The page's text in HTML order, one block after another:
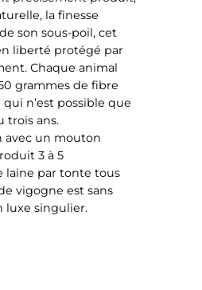
la finesse
son sous-poil, cet
liberté protégé par
Chaque animal
grammes de fibre
n’est possible que
trois ans.
avec un mouton
3 à 5
laine par tonte tous
vigogne est sans
luxe singulier.